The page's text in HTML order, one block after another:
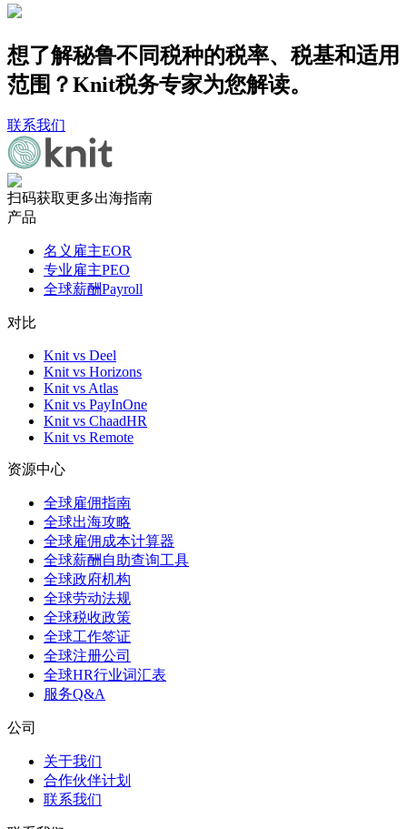
想了解秘鲁不同税种的税率、税基和适用
范围？Knit税务专家为您解读。
联系我们
扫码获取更多出海指南
产品
名义雇主EOR
专业雇主PEO
全球薪酬Payroll
对比
Knit vs Deel
Knit vs Horizons
Knit vs Atlas
Knit vs PayInOne
Knit vs ChaadHR
Knit vs Remote
资源中心
全球雇佣指南
全球出海攻略
全球雇佣成本计算器
全球薪酬自助查询工具
全球政府机构
全球劳动法规
全球税收政策
全球工作签证
全球注册公司
全球HR行业词汇表
服务Q&A
公司
关于我们
合作伙伴计划
联系我们